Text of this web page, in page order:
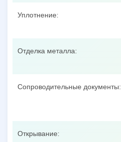
Уплотнение:
Отделка металла:
Сопроводительные документы:
Открывание: